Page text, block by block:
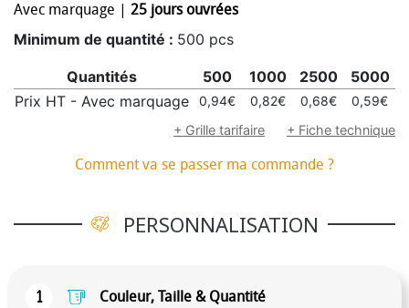
coordonnées ou un message promotionnel avec un
fort impact visuel. Original et pratique, ce stylo est un
excellent support de communication pour les salons,
événements, campagnes marketing ou cadeaux
d’entreprise. Une option avec embout tactile
une utilisation sur écrans tactiles.
Avec marquage | 25 jours ouvrées
Minimum de quantité : 500 pcs
Quantités 500 1000 2500 5000
Prix HT - Avec marquage
0,94€ 0,82€ 0,68€ 0,59€
+ Grille tarifaire
+ Fiche technique
Comment va se passer ma commande ?
PERSONNALISATION
1 Couleur, Taille & Quantité